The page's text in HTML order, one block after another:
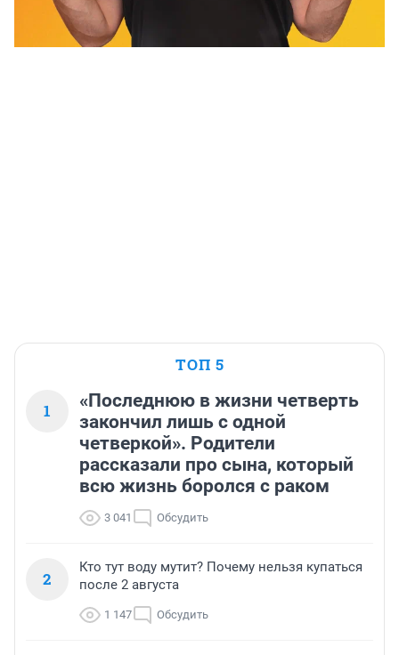
ТОП 5
1
«Последнюю в жизни четверть
закончил лишь с одной
четверкой». Родители
рассказали про сына, который
всю жизнь боролся с раком
3 041 Обсудить
2
Кто тут воду мутит? Почему нельзя купаться
после 2 августа
1 147 Обсудить